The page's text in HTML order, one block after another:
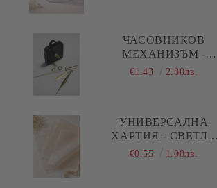
ЧАСОВНИКОВ
МЕХАНИЗЪМ -
ПЛАВЕН ( ДЪЛГА
€1.43 2.80лв.
УНИВЕРСАЛНА
ХАРТИЯ - СВЕТЛО
БЕЖОВО - 29,00 Х
€0.55 1.08лв.